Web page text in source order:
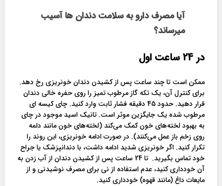
آیا مصرف دارو به سلامت دندان ها آسیب
میرساند؟
در 24 ساعت اول
ممکن است تا چند ساعت پس از کشیدن دندان خونریزی رخ دهد.
برای کنترل آن، یک تکه گاز مرطوب تمیز را روی حفره خالی دندان
قرار دهید. حدود 45 دقیقه فشار ثابت وارد کنید. چای کیسه ای
مرطوب شده یک جایگزین موثر است. تانیک اسید موجود در چای
به بهبود لخته‌های خون کمک می‌کند (لخته‌های خون مانند دلمه
روی زخم باز عمل می‌کنند). در صورت ادامه خونریزی، این روند را
تکرار کنید. اگر خونریزی شدید ادامه داشت، با دندانپزشک یا جراح
خود تماس بگیرید. تا 24 ساعت پس از کشیدن دندان از آب زدن به
آن خودداری کنید، عدم استفاده از نی برای مصرف نوشیدنی و از
مایعات داغ (مانند قهوه) خودداری کنید.